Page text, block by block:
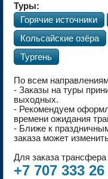
Туры:
Горячие источники
Кольсайские озёра
Тургень
По всем
- Заказы на туры
выходных.
- Рекомендуем
времени ожидания
- Ближе к
заказа может
Для заказа
+7 707 333 26